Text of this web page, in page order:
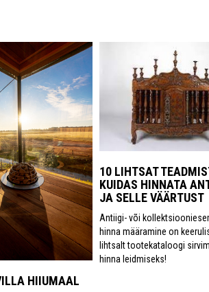
HIIUMAAL
10 LIHTSAT
KUIDAS HINNATA
JA SELLE VÄÄRTUST
Antiigi- või
hinna määramine on
lihtsalt tootekataloogi
hinna leidmiseks!